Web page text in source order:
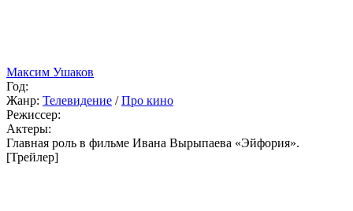
Максим Ушаков
Год:
Жанр: Телевидение /Про кино
Режиссер:
Актеры:
Главная роль в фильме Ивана Вырыпаева «Эйфория».
[Трейлер]